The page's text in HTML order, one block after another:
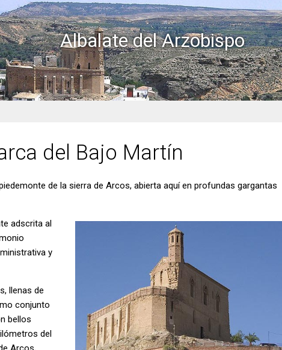
Albalate del Arzobispo
del Bajo Martín
de la sierra de Arcos, abierta aquí en profundas gargantas
adscrita al
y
llenas de
conjunto
bellos
del